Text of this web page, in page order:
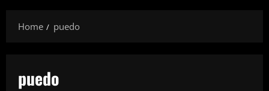
Home puedo
puedo